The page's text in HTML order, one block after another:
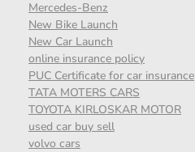
Mercedes-Benz
New Bike Launch
New Car Launch
online insurance policy
PUC Certificate for car insurance
TATA MOTERS CARS
TOYOTA KIRLOSKAR MOTOR
used car buy sell
volvo cars